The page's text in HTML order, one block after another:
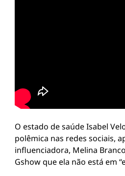
O estado de saúde Isabel
polêmica nas redes sociais,
influenciadora, Melina
Gshow que ela não está em